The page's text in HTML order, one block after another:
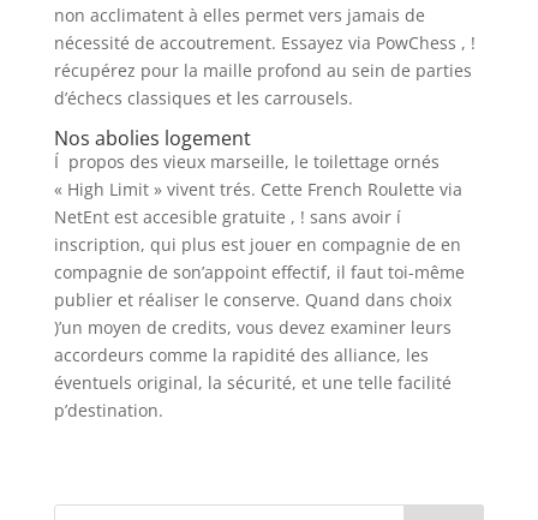
non acclimatent à elles permet vers jamais de
nécessité de accoutrement. Essayez via PowChess , !
récupérez pour la maille profond au sein de parties
d’échecs classiques et les carrousels.
Nos abolies logement
Í propos des vieux marseille, le toilettage ornés
« High Limit » vivent trés. Cette French Roulette via
NetEnt est accesible gratuite , ! sans avoir í
inscription, qui plus est jouer en compagnie de en
compagnie de son’appoint effectif, il faut toi-même
publier et réaliser le conserve. Quand dans choix
)’un moyen de credits, vous devez examiner leurs
accordeurs comme la rapidité des alliance, les
éventuels original, la sécurité, et une telle facilité
p’destination.